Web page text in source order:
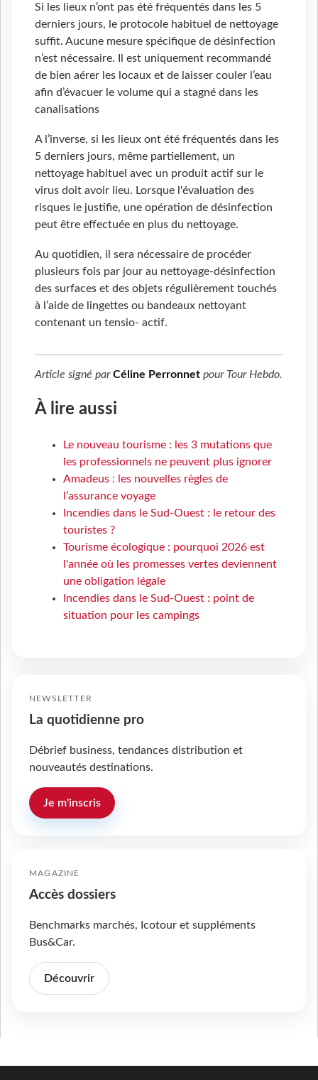
Si les lieux n’ont pas été fréquentés dans les 5
derniers jours, le protocole habituel de nettoyage
suffit. Aucune mesure spécifique de désinfection
n’est nécessaire. Il est uniquement recommandé
de bien aérer les locaux et de laisser couler l’eau
afin d’évacuer le volume qui a stagné dans les
canalisations
A l’inverse, si les lieux ont été fréquentés dans les
5 derniers jours, même partiellement, un
nettoyage habituel avec un produit actif sur le
virus doit avoir lieu. Lorsque l'évaluation des
risques le justifie, une opération de désinfection
peut être effectuée en plus du nettoyage.
Au quotidien, il sera nécessaire de procéder
plusieurs fois par jour au nettoyage-désinfection
des surfaces et des objets régulièrement touchés
à l’aide de lingettes ou bandeaux nettoyant
contenant un tensio- actif.
Article signé parCéline Perronnet pour Tour Hebdo.
À lire aussi
Le nouveau tourisme : les 3 mutations que
les professionnels ne peuvent plus ignorer
Amadeus : les nouvelles règles de
l’assurance voyage
Incendies dans le Sud-Ouest : le retour des
touristes ?
Tourisme écologique : pourquoi 2026 est
l'année où les promesses vertes deviennent
une obligation légale
Incendies dans le Sud-Ouest : point de
situation pour les campings
NEWSLETTER
La quotidienne pro
Débrief business, tendances distribution et
nouveautés destinations.
Je m'inscris
MAGAZINE
Accès dossiers
Benchmarks marchés, Icotour et suppléments
Bus&Car.
Découvrir